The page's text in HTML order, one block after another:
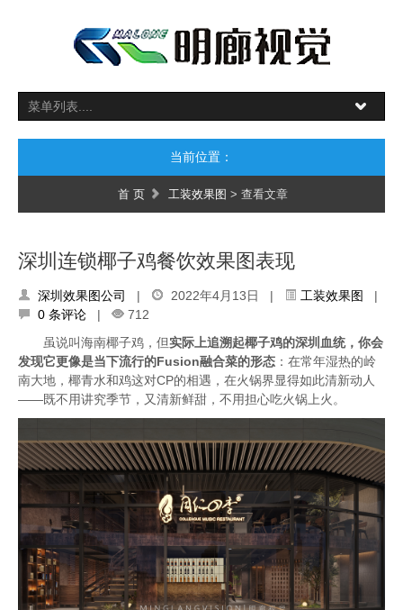
当前位置：
首 页 工装效果图 > 查看文章
深圳连锁椰子鸡餐饮效果图表现
深圳效果图公司 | 2022年4月13日 | 工装效果图
|
0 条评论 |
712
虽说叫海南椰子鸡，但实际上追溯起椰子鸡的深圳血统，你会
发现它更像是当下流行的Fusion融合菜的形态 ：在常年湿热的岭
南大地，椰青水和鸡这对CP的相遇，在火锅界显得如此清新动人
——既不用讲究季节，又清新鲜甜，不用担心吃火锅上火。